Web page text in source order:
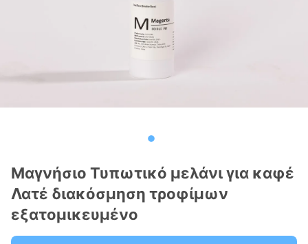
Μαγνήσιο Τυπωτικό μελάνι για καφέ
Λατέ διακόσμηση τροφίμων
εξατομικευμένο